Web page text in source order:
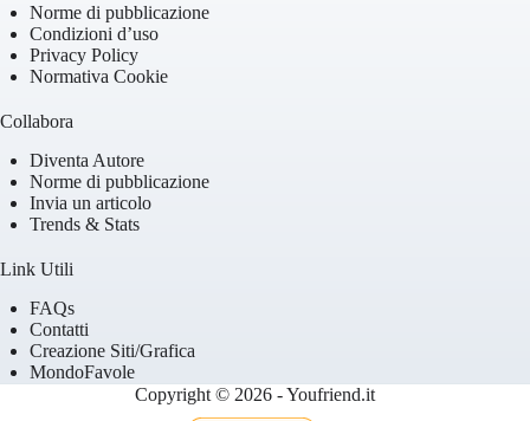
Norme di pubblicazione
Condizioni d’uso
Privacy Policy
Normativa Cookie
Collabora
Diventa Autore
Norme di pubblicazione
Invia un articolo
Trends & Stats
Link Utili
FAQs
Contatti
Creazione Siti/Grafica
MondoFavole
Copyright © 2026 - Youfriend.it